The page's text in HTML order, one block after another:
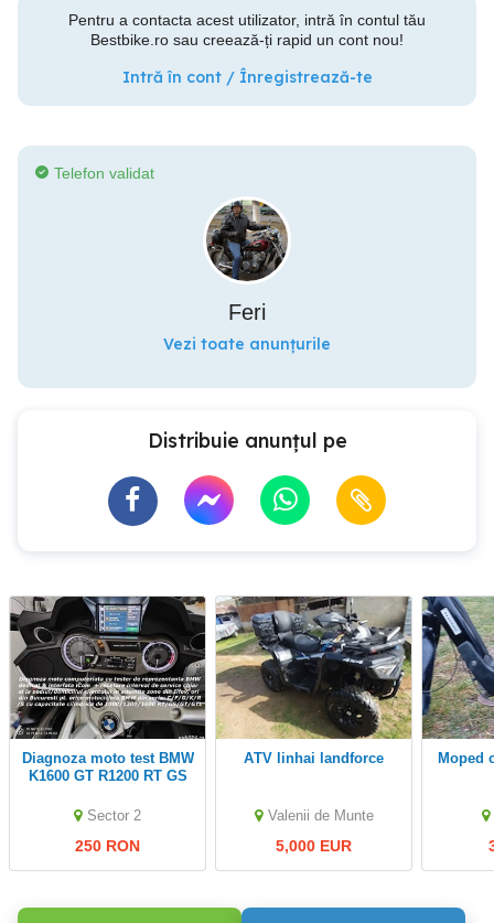
Pentru a contacta acest utilizator, intră în contul tău
Bestbike.ro sau creează-ți rapid un cont nou!
Intră în cont / Înregistrează-te
Telefon validat
Feri
Vezi toate anunțurile
Distribuie anunțul pe
Diagnoza moto test BMW
K1600 GT R1200 RT GS
resetare interval service
Sector 2
250 RON
ATV linhai landforce
Valenii de Munte
5,000 EUR